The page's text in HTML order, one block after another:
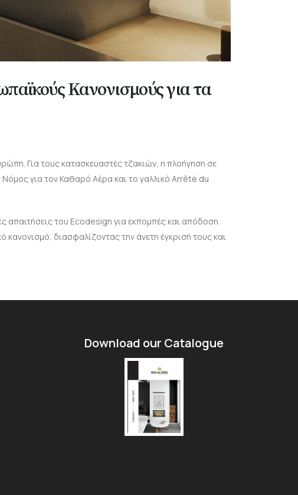
Κανονισμούς για τα
Για τους κατασκευαστές τζακιών, η πλοήγηση σε
για τον Καθαρό Αέρα και το γαλλικό Arrêté du
απαιτήσεις του Ecodesign για εκπομπές και απόδοση.
διασφαλίζοντας την άνετη έγκρισή τους και
Download our Catalogue